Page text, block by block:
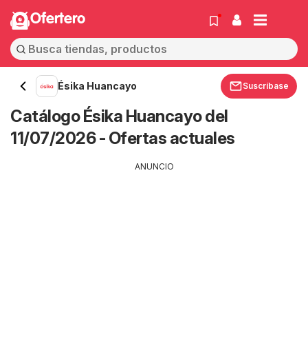
Ofertero
Ésika Huancayo Suscríbase
Catálogo Ésika Huancayo del
11/07/2026 - Ofertas actuales
ANUNCIO